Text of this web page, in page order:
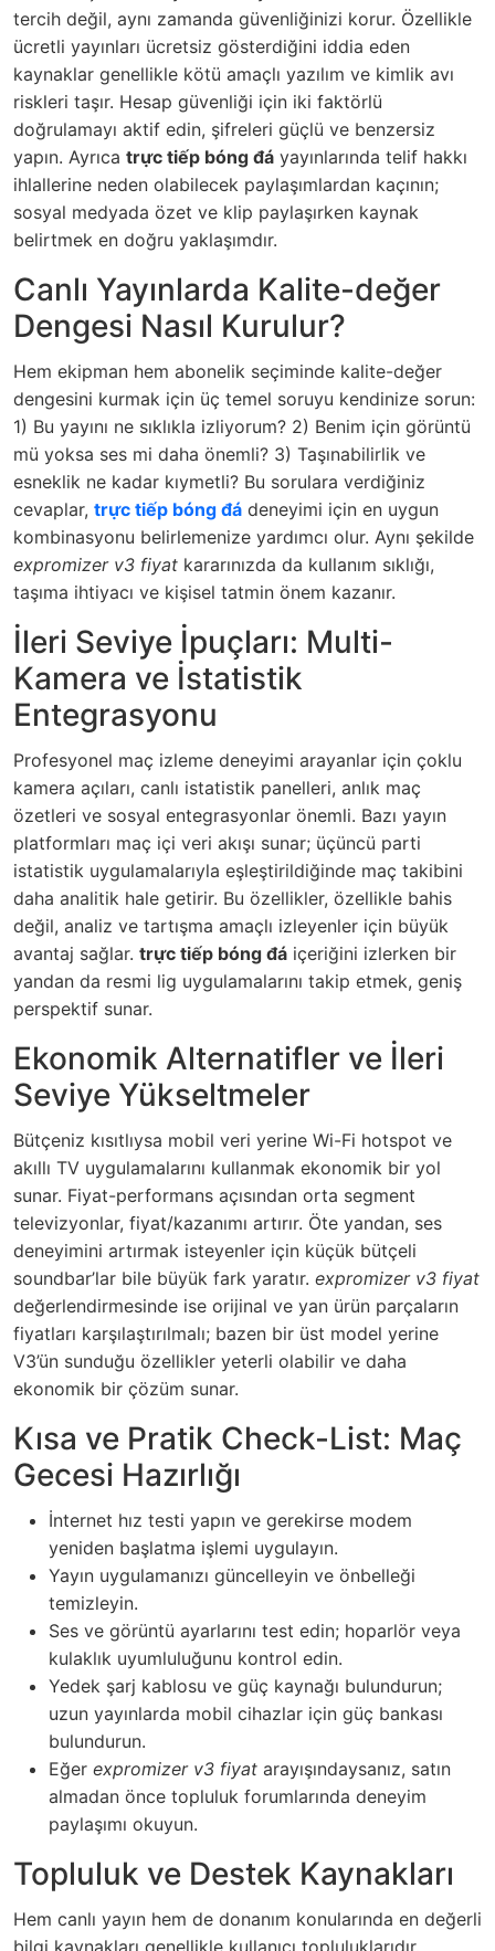
tercih değil, aynı zamanda güvenliğinizi korur. Özellikle
ücretli yayınları ücretsiz gösterdiğini iddia eden
kaynaklar genellikle kötü amaçlı yazılım ve kimlik avı
riskleri taşır. Hesap güvenliği için iki faktörlü
doğrulamayı aktif edin, şifreleri güçlü ve benzersiz
yapın. Ayrıca trực tiếp bóng đá yayınlarında telif hakkı
ihlallerine neden olabilecek paylaşımlardan kaçının;
sosyal medyada özet ve klip paylaşırken kaynak
belirtmek en doğru yaklaşımdır.
Canlı Yayınlarda Kalite-değer
Dengesi Nasıl Kurulur?
Hem ekipman hem abonelik seçiminde kalite-değer
dengesini kurmak için üç temel soruyu kendinize sorun:
1) Bu yayını ne sıklıkla izliyorum? 2) Benim için görüntü
mü yoksa ses mi daha önemli? 3) Taşınabilirlik ve
esneklik ne kadar kıymetli? Bu sorulara verdiğiniz
cevaplar, trực tiếp bóng đá deneyimi için en uygun
kombinasyonu belirlemenize yardımcı olur. Aynı şekilde
expromizer v3 fiyat kararınızda da kullanım sıklığı,
taşıma ihtiyacı ve kişisel tatmin önem kazanır.
İleri Seviye İpuçları: Multi-
Kamera ve İstatistik
Entegrasyonu
Profesyonel maç izleme deneyimi arayanlar için çoklu
kamera açıları, canlı istatistik panelleri, anlık maç
özetleri ve sosyal entegrasyonlar önemli. Bazı yayın
platformları maç içi veri akışı sunar; üçüncü parti
istatistik uygulamalarıyla eşleştirildiğinde maç takibini
daha analitik hale getirir. Bu özellikler, özellikle bahis
değil, analiz ve tartışma amaçlı izleyenler için büyük
avantaj sağlar. trực tiếp bóng đá içeriğini izlerken bir
yandan da resmi lig uygulamalarını takip etmek, geniş
perspektif sunar.
Ekonomik Alternatifler ve İleri
Seviye Yükseltmeler
Bütçeniz kısıtlıysa mobil veri yerine Wi-Fi hotspot ve
akıllı TV uygulamalarını kullanmak ekonomik bir yol
sunar. Fiyat-performans açısından orta segment
televizyonlar, fiyat/kazanımı artırır. Öte yandan, ses
deneyimini artırmak isteyenler için küçük bütçeli
soundbar’lar bile büyük fark yaratır. expromizer v3 fiyat
değerlendirmesinde ise orijinal ve yan ürün parçaların
fiyatları karşılaştırılmalı; bazen bir üst model yerine
V3’ün sunduğu özellikler yeterli olabilir ve daha
ekonomik bir çözüm sunar.
Kısa ve Pratik Check-List: Maç
Gecesi Hazırlığı
İnternet hız testi yapın ve gerekirse modem
yeniden başlatma işlemi uygulayın.
Yayın uygulamanızı güncelleyin ve önbelleği
temizleyin.
Ses ve görüntü ayarlarını test edin; hoparlör veya
kulaklık uyumluluğunu kontrol edin.
Yedek şarj kablosu ve güç kaynağı bulundurun;
uzun yayınlarda mobil cihazlar için güç bankası
bulundurun.
Eğer expromizer v3 fiyat arayışındaysanız, satın
almadan önce topluluk forumlarında deneyim
paylaşımı okuyun.
Topluluk ve Destek Kaynakları
Hem canlı yayın hem de donanım konularında en değerli